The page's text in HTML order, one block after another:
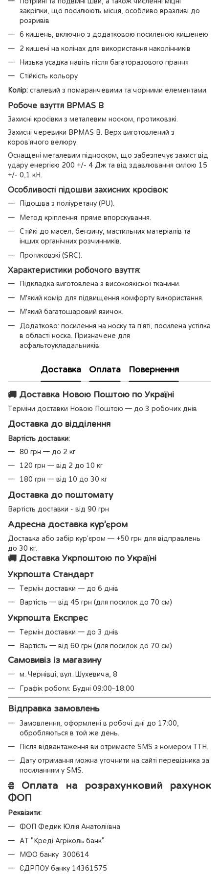
закріпки, що посилюють місця, особливо вразливі до
розривів
6 кишень, включно з додатковою посиленою кишенею
2 кишені на колінах для використання наколінників
Низька усадка навіть після багаторазового прання
Стійкість кольору
Колір: сталевий з помаранчевими та чорними елементами.
Робоче взуття BPMAS B
Захисні кросівки з металевим носком, протиковзкі.
Захисні черевики BPMAS B. Верх виготовлений з
коров'ячого велюру.
Оснащені металевим підноском, що забезпечує захист від
удару енергією 200 +/- 4 Дж та від здавлювання силою 15
+/- 0,1 кН.
Особливості підошви захисних кросівок:
Підошва з поліуретану (PU).
Метод кріплення: пряме впорскування.
Стійкі до масел, бензину, мастильних матеріалів та
інших органічних розчинників.
Протиковзкі (SRC).
Характеристики робочого взуття:
Підкладка виготовлена з високоякісної тканини.
М'який комір для підвищення комфорту використання.
М'який багатошаровий язичок.
Додатково: посилення на носку та п'яті, посилена устілка
в області носка. Призначене для
асфальтоукладальників.
Доставка Оплата Повернення
🚚 Доставка Новою Поштою по Україні
Терміни доставки Новою Поштою — до 3 робочих днів
Доставка до відділення
Вартість доставки:
80 грн — до 2 кг
120 грн — від 2 до 10 кг
180 грн — від 10 до 30 кг
Доставка до поштомату
Вартість доставки - від 90 грн
Адресна доставка кур’єром
Доставка або забір кур’єром — +50 грн для відправлень
до 30 кг.
🚚 Доставка Укрпоштою по Україні
Укрпошта Стандарт
Термін доставки — до 6 днів
Вартість — від 45 грн (для посилок до 70 см)
Укрпошта Експрес
Термін доставки — до 3 днів
Вартість — від 60 грн (для посилок до 70 см)
Самовивіз із магазину
м. Чернівці, вул. Шухевича, 8
Графік роботи: Будні 09:00–18:00
Відправка замовлень
Замовлення, оформлені в робочі дні до 17:00,
обробляються в той же день.
Після відвантаження ви отримаєте SMS з номером ТТН.
Дату отримання можна уточнити на сайті перевізника за
посиланням у SMS.
₴ Оплата на розрахунковий рахунок
ФОП
Реквізити:
ФОП Федик Юлія Анатоліївна
АТ "Креді Агріколь банк"
МФО банку 300614
ЄДРПОУ банку 14361575